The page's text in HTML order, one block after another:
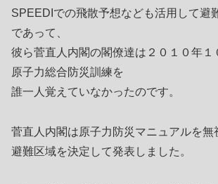
SPEEDIでの飛散予想なども活用して避
であって、
彼ら菅直人内閣の閣僚達は２０１０年１
原子力総合防災訓練を
誰一人覚えていなかったのです。
菅直人内閣は原子力防災マニュアルを無
避難区域を決定して発表しました。